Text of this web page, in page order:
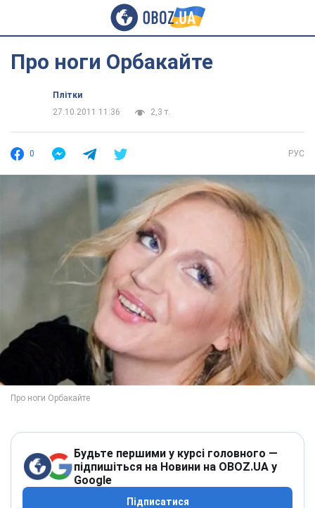
Про ноги Орбакайте
Плітки
27.10.2011 11:36
2,3 т.
0 РУС
Будьте першими у курсі головного —
підпишіться на Новини на OBOZ.UA у
Google
Підписатися